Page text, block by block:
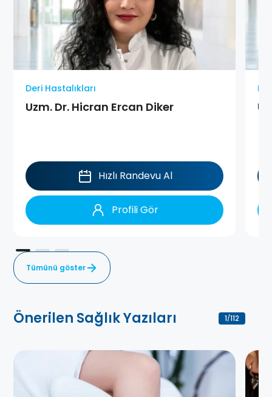
Deri Hastalıkları
Uzm. Dr. Hicran Ercan Diker
Hızlı Randevu Al
Profili Gör
Tümünü göster
Önerilen Sağlık Yazıları 1/112